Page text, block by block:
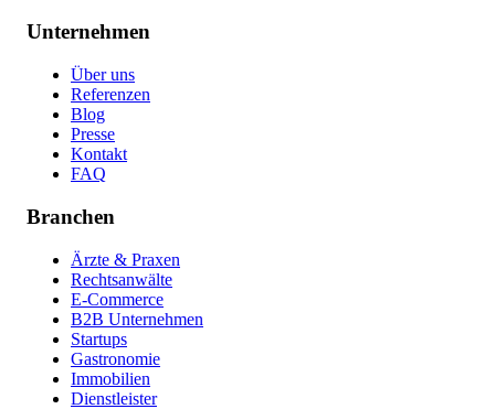
Unternehmen
Über uns
Referenzen
Blog
Presse
Kontakt
FAQ
Branchen
Ärzte & Praxen
Rechtsanwälte
E-Commerce
B2B Unternehmen
Startups
Gastronomie
Immobilien
Dienstleister